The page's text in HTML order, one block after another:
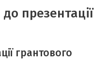
презентації
грантового